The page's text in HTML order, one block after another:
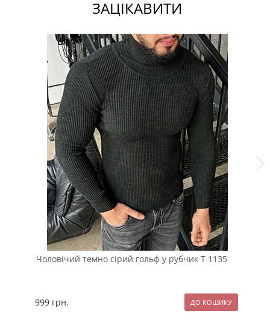
ЗАЦІКАВИТИ
Чоловічий темно сірий гольф у рубчик Т-1135
999 грн.